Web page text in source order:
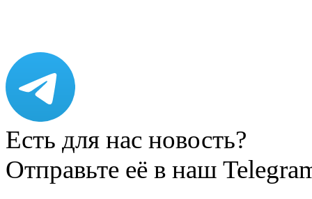
Есть для нас новость?
Отправьте её в наш